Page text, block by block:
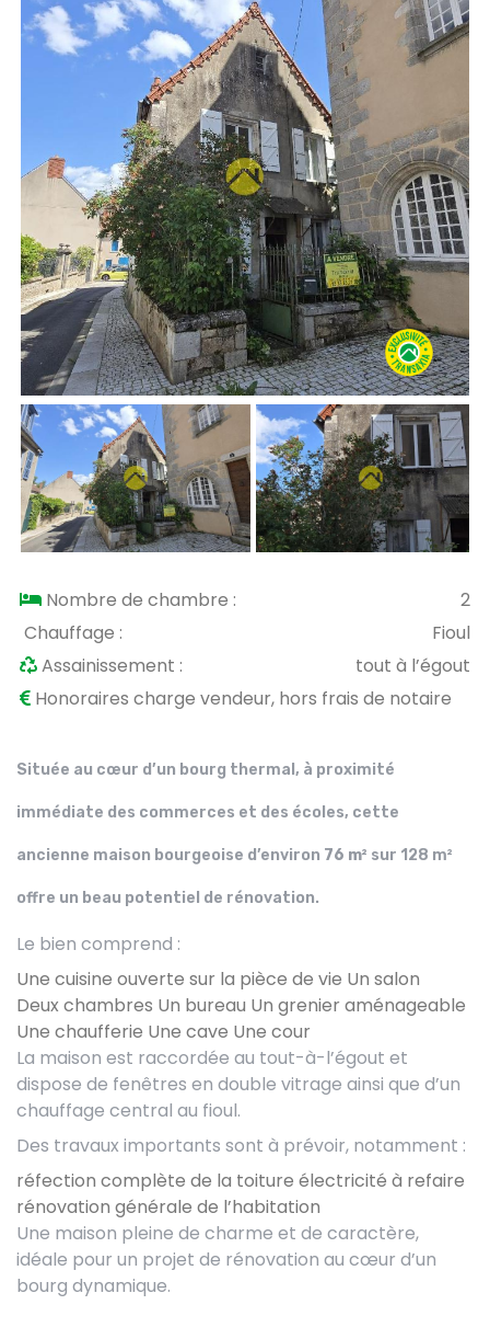
Nombre de chambre :
2
Chauffage :
Fioul
Assainissement :
tout à l’égout
Honoraires charge vendeur, hors frais de notaire
Située au cœur d’un bourg thermal, à proximité
immédiate des commerces et des écoles, cette
ancienne maison bourgeoise d’environ 76 m² sur 128 m²
offre un beau potentiel de rénovation.
Le bien comprend :
Une cuisine ouverte sur la pièce de vie Un salon
Deux chambres Un bureau Un grenier aménageable
Une chaufferie Une cave Une cour
La maison est raccordée au tout-à-l’égout et
dispose de fenêtres en double vitrage ainsi que d’un
chauffage central au fioul.
Des travaux importants sont à prévoir, notamment :
réfection complète de la toiture électricité à refaire
rénovation générale de l’habitation
Une maison pleine de charme et de caractère,
idéale pour un projet de rénovation au cœur d’un
bourg dynamique.